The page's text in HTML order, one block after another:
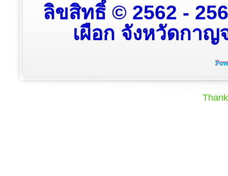
ลิขสิทธิ์ © 2562 -
เผือก จังหวัดกา